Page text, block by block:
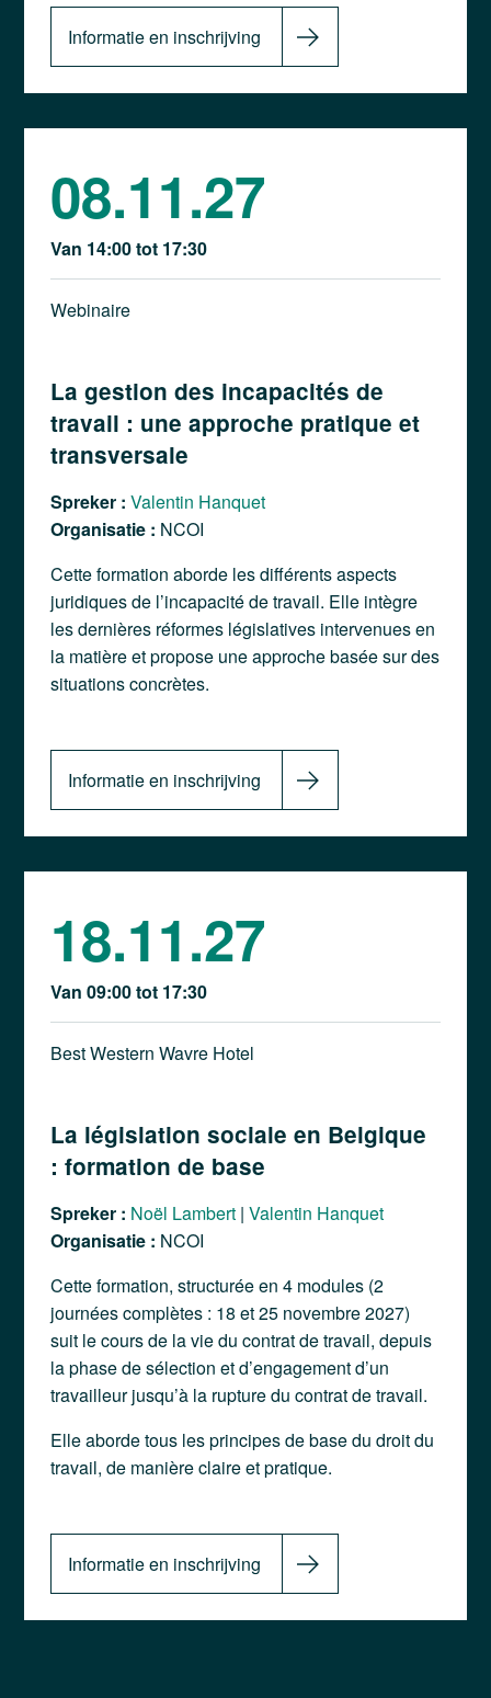
Informatie en inschrijving
08.11.27
Van 14:00 tot 17:30
Webinaire
La gestion des incapacités de
travail : une approche pratique et
transversale
Spreker :Valentin Hanquet
Organisatie : NCOI
Cette formation aborde les différents aspects
juridiques de l’incapacité de travail. Elle intègre
les dernières réformes législatives intervenues en
la matière et propose une approche basée sur des
situations concrètes.
Informatie en inschrijving
18.11.27
Van 09:00 tot 17:30
Best Western Wavre Hotel
La législation sociale en Belgique
: formation de base
Spreker : Noël Lambert |Valentin Hanquet
Organisatie : NCOI
Cette formation, structurée en 4 modules (2
journées complètes : 18 et 25 novembre 2027)
suit le cours de la vie du contrat de travail, depuis
la phase de sélection et d’engagement d’un
travailleur jusqu’à la rupture du contrat de travail.
Elle aborde tous les principes de base du droit du
travail, de manière claire et pratique.
Informatie en inschrijving